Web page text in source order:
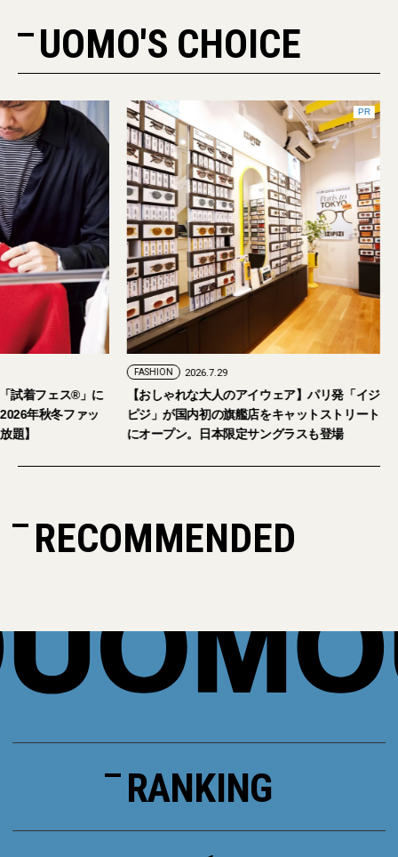
UOMO'S CHOICE
2026年9月5日・6日開催。「試着フェス®︎」に
読者の皆さまをご招待。【2026年秋冬ファッ
ション＆美容アイテム試し放題】
【おしゃれな大人
ピジ」が国内初の
にオープン。日本
RECOMMENDED
RANKING